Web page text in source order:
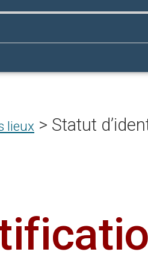
lieux > Statut